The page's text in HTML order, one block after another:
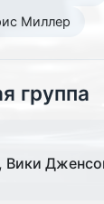
Миллер
группа
Вики